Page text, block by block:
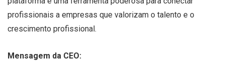
profissionais a empresas que valorizam o talento e o
crescimento profissional.
Mensagem da CEO: